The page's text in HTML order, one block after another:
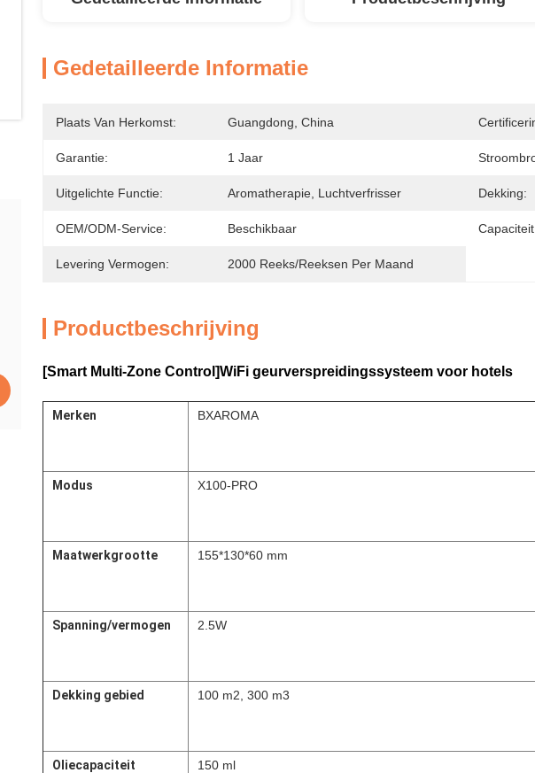
Gedetailleerde Informatie
Plaats Van Herkomst: Guangdong, China
Garantie: 1 Jaar
Uitgelichte Functie: Aromatherapie, Luchtverfrisser Dekking:
OEM/ODM-Service: Beschikbaar
Levering Vermogen: 2000 Reeks/Reeksen Per Maand
Productbeschrijving
[Smart Multi-Zone Control]WiFi geurverspreidingssysteem voor hotels
Merken BXAROMA
Modus X100-PRO
Maatwerkgrootte 155*130*60 mm
Spanning/vermogen 2.5W
Dekking gebied 100 m2, 300 m3
Oliecapaciteit 150 ml